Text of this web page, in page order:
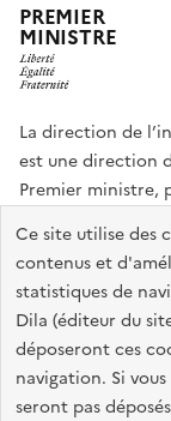
Ce site utilise des
contenus et
statistiques de
Dila (éditeur du
déposeront ces
navigation. Si
seront pas
PREMIER
MINISTRE
La direction de
est une direction
Premier ministre,
info.gouv.fr
Répertoire des
Plan du site